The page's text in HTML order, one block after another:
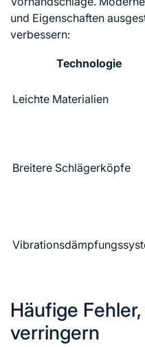
und Eigenschaften
verbessern:
Technologie
Leichte Materialien
Breitere Schlägerköpfe
Häufige
verringern